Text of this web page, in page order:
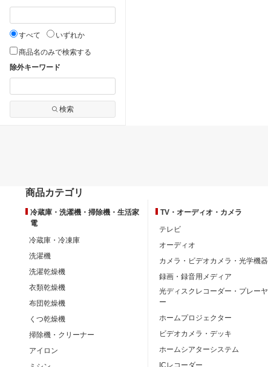
すべて
いずれか
商品名のみで検索する
除外キーワード
検索
商品カテゴリ
冷蔵庫・洗濯機・掃除機・生活家
電
冷蔵庫・冷凍庫
洗濯機
洗濯乾燥機
衣類乾燥機
布団乾燥機
くつ乾燥機
掃除機・クリーナー
アイロン
TV・オーディオ・カメラ
テレビ
オーディオ
カメラ・ビデオカメラ・光学機器
録画・録音用メディア
光ディスクレコーダー・プレーヤ
ー
ホームプロジェクター
ビデオカメラ・デッキ
ホームシアターシステム
ICレコーダー